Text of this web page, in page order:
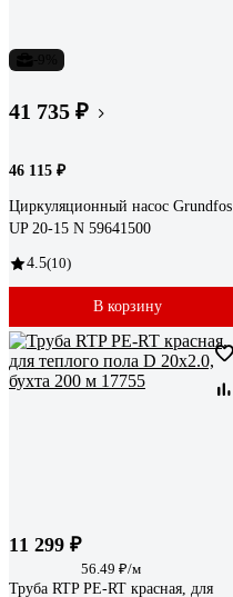
41 735 ₽
46 115 ₽
Циркуляционный насос Grundfos
UP 20-15 N 59641500
4.5(10)
В корзину
11 299 ₽
56.49 ₽/м
Труба RTP PE-RT красная, для